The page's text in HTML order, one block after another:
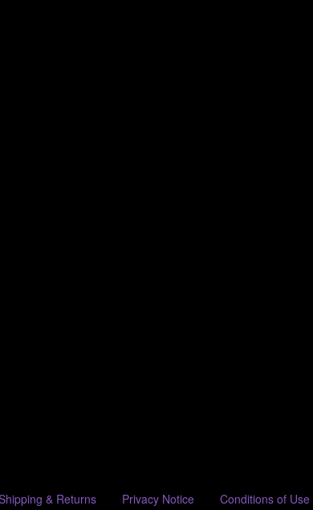
& Returns Privacy Notice Conditions of Use